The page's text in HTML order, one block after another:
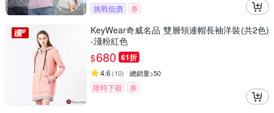
挑戰低價 券
KeyWear奇威名品 雙層領連帽長袖洋裝(共2色)
-淺粉紅色
$680 61折
4.6 (10) 總銷量>50
限時下殺 券